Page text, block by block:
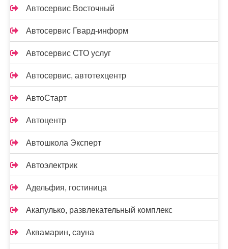
Автосервис Восточный
Автосервис Гвард-информ
Автосервис СТО услуг
Автосервис, автотехцентр
АвтоСтарт
Автоцентр
Автошкола Эксперт
Автоэлектрик
Адельфия, гостиница
Акапулько, развлекательный комплекс
Аквамарин, сауна